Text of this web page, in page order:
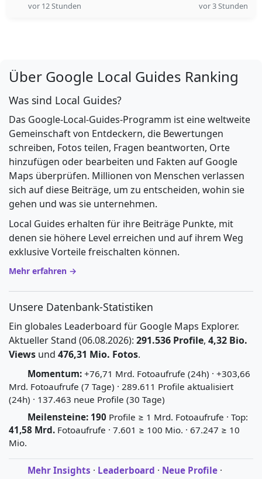
vor 12 Stunden vor 3 Stunden
Über Google Local Guides Ranking
Was sind Local Guides?
Das Google-Local-Guides-Programm ist eine weltweite
Gemeinschaft von Entdeckern, die Bewertungen
schreiben, Fotos teilen, Fragen beantworten, Orte
hinzufügen oder bearbeiten und Fakten auf Google
Maps überprüfen. Millionen von Menschen verlassen
sich auf diese Beiträge, um zu entscheiden, wohin sie
gehen und was sie unternehmen.
Local Guides erhalten für ihre Beiträge Punkte, mit
denen sie höhere Level erreichen und auf ihrem Weg
exklusive Vorteile freischalten können.
Mehr erfahren →
Unsere Datenbank-Statistiken
Ein globales Leaderboard für Google Maps Explorer.
Aktueller Stand (06.08.2026): 291.536 Profile, 4,32 Bio.
Views und 476,31 Mio. Fotos.
Momentum: +76,71 Mrd. Fotoaufrufe (24h) · +303,66
Mrd. Fotoaufrufe (7 Tage) · 289.611 Profile aktualisiert
(24h) · 137.463 neue Profile (30 Tage)
Meilensteine: 190 Profile ≥ 1 Mrd. Fotoaufrufe · Top:
41,58 Mrd. Fotoaufrufe · 7.601 ≥ 100 Mio. · 67.247 ≥ 10
Mio.
Mehr Insights · Leaderboard · Neue Profile ·